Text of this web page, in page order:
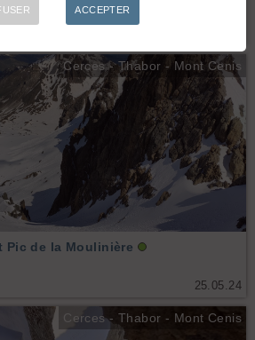
Cerces - Thabor - Mont Cenis
25.05.24
Pic de la Moulinière
Cerces - Thabor - Mont Cenis
ACCEPTER